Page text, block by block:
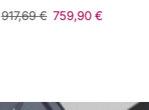
917,69€ 759,90€